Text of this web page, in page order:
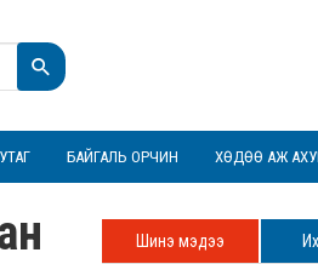
БАЙГАЛЬ ОРЧИН ХӨДӨӨ АЖ
Шинэ мэдээ